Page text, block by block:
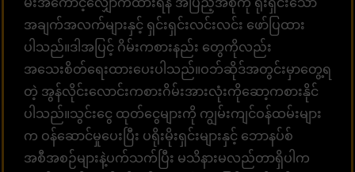
အချက်အလက်များနှင့် ရှင်းရှင်းလင်းလင်း ဖော်ပြထား
ပါသည်။ဒါအပြင့် ဂိမ်းကစားနည်း တွေကိုလည်း
အသေးစိတ်ရေးထားပေးပါသည်။ဝဘ်ဆိုဒ်အတွင်းမှာတွေ့ရ
တဲ့ အွန်လိုင်းလောင်းကစားဂိမ်းအားလုံးကိုဆော့ကစားနိုင်
ပါသည်။သွင်းငွေ ထုတ်ငွေများကို ကျွမ်းကျင်ဝန်ထမ်းများ
က ဝန်ဆောင်မှုပေးပြီး ပရိုးမိုးရှင်းများနှင့် ဘောနပ်စ်
အစီအစဉ်များနဲ့ပက်သက်ပြီး မသိနားမလည်တာရှိပါက